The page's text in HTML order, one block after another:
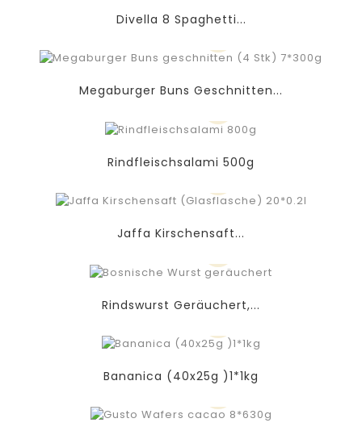
Divella 8 Spaghetti...
Megaburger Buns Geschnitten...
Rindfleischsalami 500g
Jaffa Kirschensaft...
Rindswurst Geräuchert,...
Bananica (40x25g )1*1kg